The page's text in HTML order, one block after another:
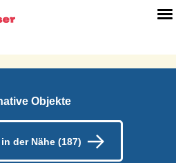
Objekte
der Nähe (187)